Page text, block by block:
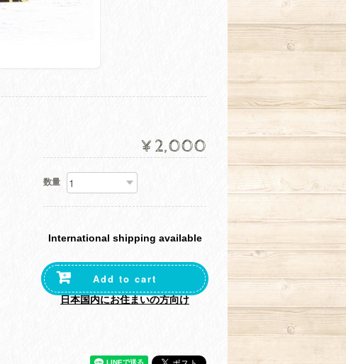
¥2,000
数量
International shipping available
Add to cart
日本国内にお住まいの方向け